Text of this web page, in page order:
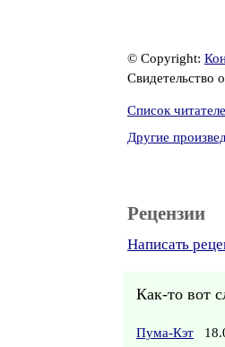
© Copyright:
Свидетельство
Список
Другие
Рецензии
Написать
Как-то вот
Пума-Кэт